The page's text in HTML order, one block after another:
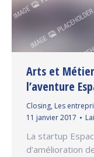
Arts et
l’aventure
Closing, Les
11 janvier 2017
La startup
d’amélioration